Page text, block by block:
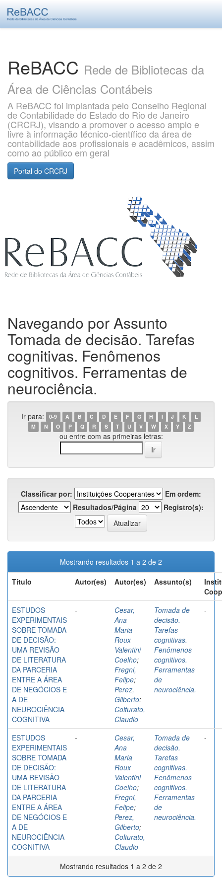
ReBACC Rede de Bibliotecas da
Área de Ciências Contábeis
A ReBACC foi implantada pelo Conselho Regional
de Contabilidade do Estado do Rio de Janeiro
(CRCRJ), visando a promover o acesso amplo e
livre à informação técnico-científico da área de
contabilidade aos profissionais e acadêmicos, assim
como ao público em geral
Portal do CRCRJ
Navegando por Assunto
Tomada de decisão. Tarefas
cognitivas. Fenômenos
cognitivos. Ferramentas de
neurociência.
Ir para: 0-9 A B C D E F G H I J K
L
M
N O P Q R S T U V W X Y Z
ou entre com as primeiras letras:
Classificar por:
Em ordem:
Resultados/Página
Registro(s):
Mostrando resultados 1 a 2 de 2
Título
Autor(es) Autor(es) Assunto(s)
ESTUDOS
EXPERIMENTAIS
SOBRE TOMADA
DE DECISÃO:
UMA REVISÃO
DE LITERATURA
DA PARCERIA
ENTRE A ÁREA
DE NEGÓCIOS E
A DE
NEUROCIÊNCIA
COGNITIVA
-
Cesar,
Ana
Maria
Roux
Valentini
Coelho;
Fregni,
Felipe;
Perez,
Gilberto;
Colturato,
Claudio
Tomada de
decisão.
Tarefas
cognitivas.
Fenômenos
cognitivos.
Ferramentas
de
neurociência.
-
ESTUDOS
EXPERIMENTAIS
SOBRE TOMADA
DE DECISÃO:
UMA REVISÃO
DE LITERATURA
DA PARCERIA
ENTRE A ÁREA
DE NEGÓCIOS E
A DE
NEUROCIÊNCIA
COGNITIVA
-
Cesar,
Ana
Maria
Roux
Valentini
Coelho;
Fregni,
Felipe;
Perez,
Gilberto;
Colturato,
Claudio
Tomada de
decisão.
Tarefas
cognitivas.
Fenômenos
cognitivos.
Ferramentas
de
neurociência.
-
Mostrando resultados 1 a 2 de 2